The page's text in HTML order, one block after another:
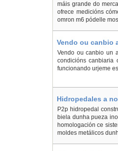
máis grande do
ofrece medicións
omron m6 pódelle
Vendo ou canbio
Vendo ou canbio un
condicións
funcionando urjeme
Hidropedales a
P2p hidropedal
biela dunha pueza
homologación ce
moldes metálicos